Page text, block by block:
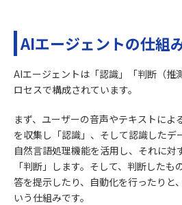
AIエージェントの仕組
AIエージェントは「認識」「判断（推
ロセスで構成されています。
まず、ユーザーの音声やテキストによ
を収集し「認識」、そして認識したデ
自然言語処理機能を活用し、それに対
「判断」します。そして、判断した
答を提示したり、自動化を行ったりと
いう仕組みです。